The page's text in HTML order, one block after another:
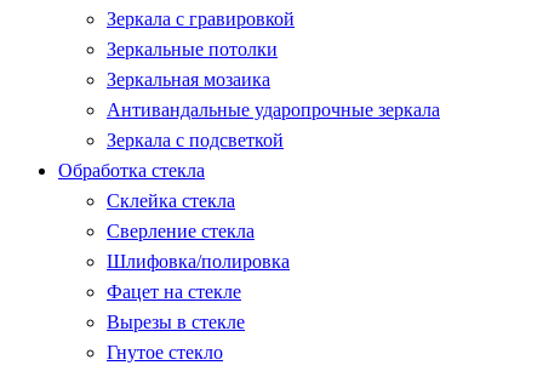
Зеркала с гравировкой
Зеркальные потолки
Зеркальная мозаика
Антивандальные ударопрочные зеркала
Зеркала с подсветкой
Обработка стекла
Склейка стекла
Сверление стекла
Шлифовка/полировка
Фацет на стекле
Вырезы в стекле
Гнутое стекло